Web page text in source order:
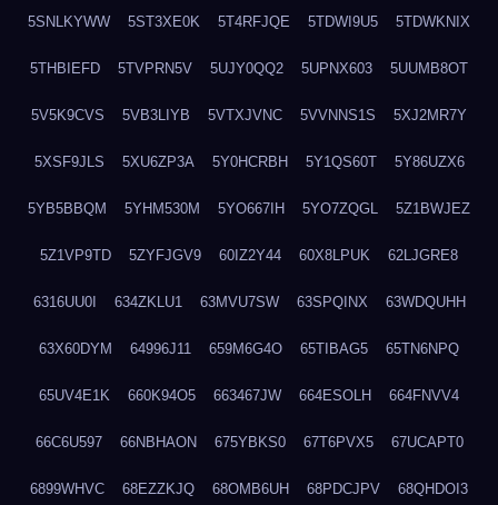
5SNLKYWW 5ST3XE0K 5T4RFJQE 5TDWI9U5 5TDWKNIX
5THBIEFD 5TVPRN5V 5UJY0QQ2 5UPNX603 5UUMB8OT
5V5K9CVS 5VB3LIYB 5VTXJVNC 5VVNNS1S 5XJ2MR7Y
5XSF9JLS 5XU6ZP3A 5Y0HCRBH 5Y1QS60T 5Y86UZX6
5YB5BBQM 5YHM530M 5YO667IH 5YO7ZQGL 5Z1BWJEZ
5Z1VP9TD 5ZYFJGV9 60IZ2Y44 60X8LPUK 62LJGRE8
6316UU0I 634ZKLU1 63MVU7SW 63SPQINX 63WDQUHH
63X60DYM 64996J11 659M6G4O 65TIBAG5 65TN6NPQ
65UV4E1K 660K94O5 663467JW 664ESOLH 664FNVV4
66C6U597 66NBHAON 675YBKS0 67T6PVX5 67UCAPT0
6899WHVC 68EZZKJQ 68OMB6UH 68PDCJPV 68QHDOI3